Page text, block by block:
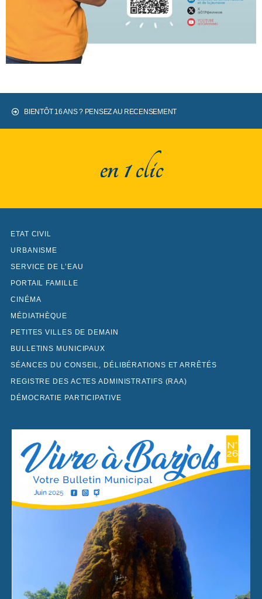
BIENTÔT 16 ANS ? PENSEZ AU RECENSEMENT
en 1 clic
ETAT CIVIL
URBANISME
SERVICE DE L’EAU
PORTAIL FAMILLE
CINÉMA
MÉDIATHÈQUE
PETITES VILLES DE DEMAIN
BULLETINS MUNICIPAUX
SÉANCES DU CONSEIL, DÉLIBÉRATIONS ET ARRÊTÉS
REGISTRE DES ACTES ADMINISTRATIFS (RAA)
DÉMOCRATIE PARTICIPATIVE